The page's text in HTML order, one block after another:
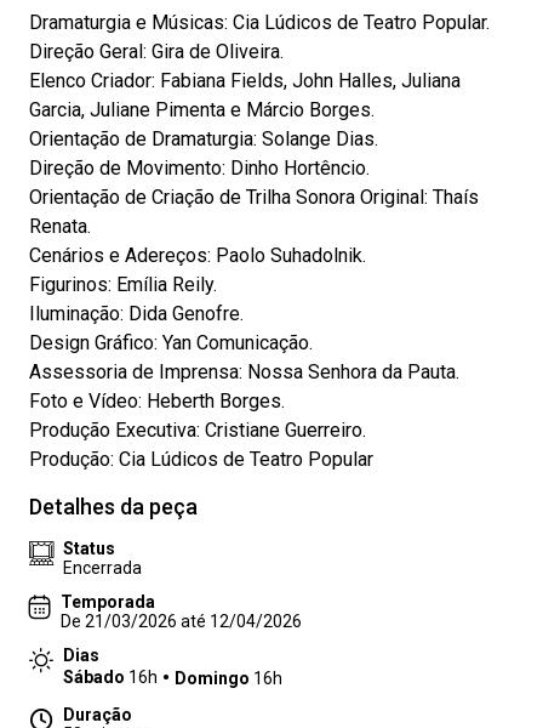
Dramaturgia e Músicas: Cia Lúdicos de Teatro Popular.
Direção Geral: Gira de Oliveira.
Elenco Criador: Fabiana Fields, John Halles, Juliana
Garcia, Juliane Pimenta e Márcio Borges.
Orientação de Dramaturgia: Solange Dias.
Direção de Movimento: Dinho Hortêncio.
Orientação de Criação de Trilha Sonora Original: Thaís
Renata.
Cenários e Adereços: Paolo Suhadolnik.
Figurinos: Emília Reily.
Iluminação: Dida Genofre.
Design Gráfico: Yan Comunicação.
Assessoria de Imprensa: Nossa Senhora da Pauta.
Foto e Vídeo: Heberth Borges.
Produção Executiva: Cristiane Guerreiro.
Produção: Cia Lúdicos de Teatro Popular
Detalhes da peça
Status
Encerrada
Temporada
De 21/03/2026 até 12/04/2026
Dias
Sábado 16h Domingo 16h
Duração